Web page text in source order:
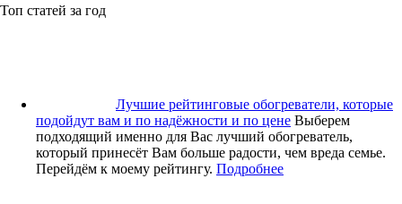
Топ статей за год
Лучшие рейтинговые обогреватели, которые
подойдут вам и по надёжности и по цене Выберем
подходящий именно для Вас лучший обогреватель,
который принесёт Вам больше радости, чем вреда семье.
Перейдём к моему рейтингу. Подробнее